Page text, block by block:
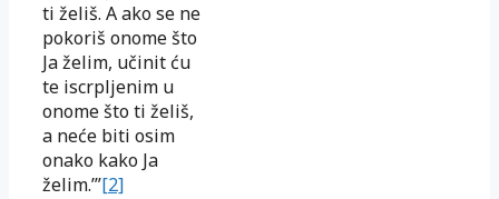
ti želiš. A ako se ne
pokoriš onome što
Ja želim, učinit ću
te iscrpljenim u
onome što ti želiš,
a neće biti osim
onako kako Ja
želim.’”[2]